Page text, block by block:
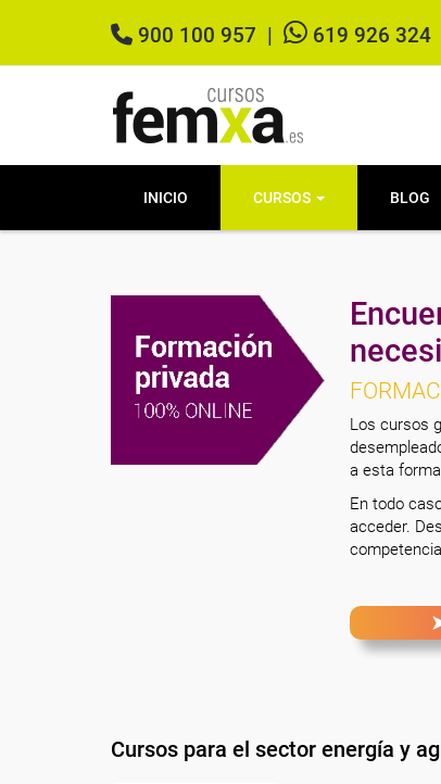
900 100 957 619 926 324
INICIO CURSOS BLOG
Los cursos
a esta
En todo
acceder.
Cursos para el sector energía y